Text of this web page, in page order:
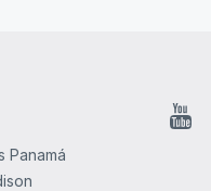
Panamá